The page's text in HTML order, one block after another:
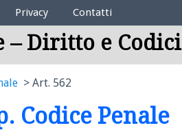
Privacy Contatti
– Diritto e Codici
Art. 562
Codice Penale